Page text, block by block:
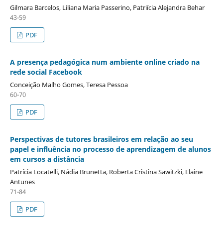
Gilmara Barcelos, Liliana Maria Passerino, Patriícia Alejandra Behar
43-59
PDF
A presença pedagógica num ambiente online criado na
rede social Facebook
Conceição Malho Gomes, Teresa Pessoa
60-70
PDF
Perspectivas de tutores brasileiros em relação ao seu
papel e influência no processo de aprendizagem de alunos
em cursos a distância
Patrícia Locatelli, Nádia Brunetta, Roberta Cristina Sawitzki, Elaine
Antunes
71-84
PDF